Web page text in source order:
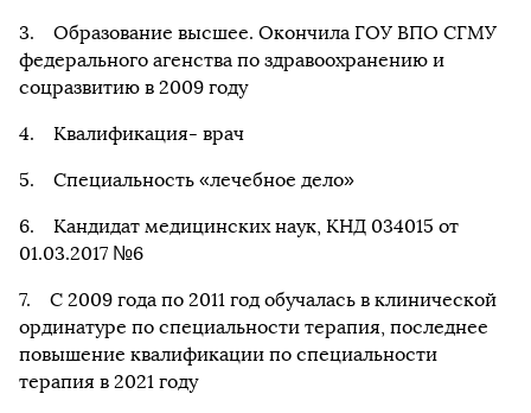
3. Образование высшее. Окончила ГОУ ВПО СГМУ
федерального агенства по здравоохранению и
соцразвитию в 2009 году
4. Квалификация- врач
5. Специальность «лечебное дело»
6. Кандидат медицинских наук, КНД 034015 от
01.03.2017 №6
7. С 2009 года по 2011 год обучалась в клинической
ординатуре по специальности терапия, последнее
повышение квалификации по специальности
терапия в 2021 году